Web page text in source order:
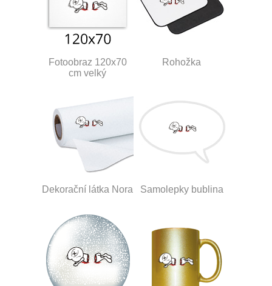
Fotoobraz 120x70
cm velký
Rohožka
Dekorační látka Nora Samolepky bublina